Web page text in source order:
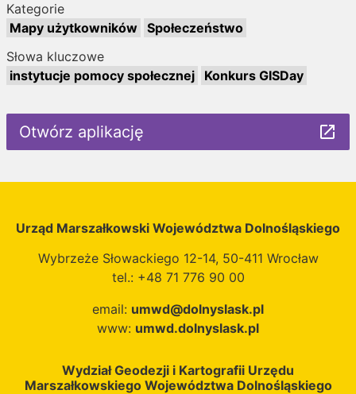
Kategorie
Mapy użytkowników Społeczeństwo
Słowa kluczowe
instytucje pomocy społecznej
Konkurs GISDay
Otwórz aplikację launch
Urząd Marszałkowski Województwa Dolnośląskiego
Wybrzeże Słowackiego 12-14, 50-411 Wrocław
tel.: +48 71 776 90 00
email: umwd@dolnyslask.pl
www: umwd.dolnyslask.pl
Wydział Geodezji i Kartografii Urzędu
Marszałkowskiego Województwa Dolnośląskiego